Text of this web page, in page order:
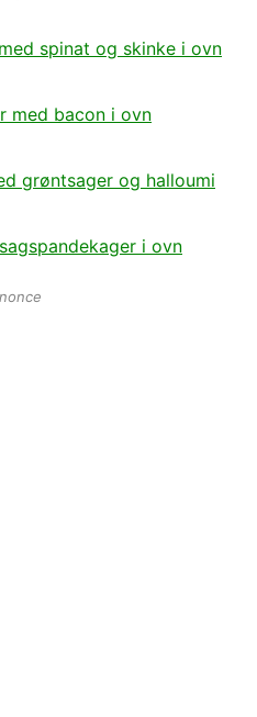
spinat og skinke i ovn
med bacon i ovn
grøntsager og halloumi
i ovn